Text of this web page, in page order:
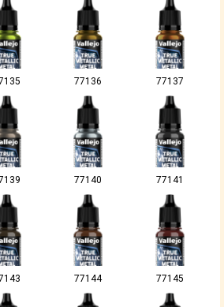
77136 77137
77140 77141
77144 77145